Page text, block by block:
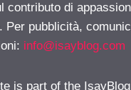
contributo di
Per pubblicità,
info@isayblog.com
is part of the